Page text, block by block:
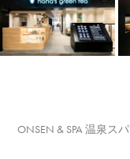
ONSEN & SPA 温泉スパ